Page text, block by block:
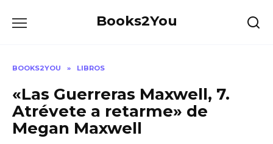
Books2You
BOOKS2YOU » LIBROS
«Las Guerreras Maxwell, 7.
Atrévete a retarme» de
Megan Maxwell